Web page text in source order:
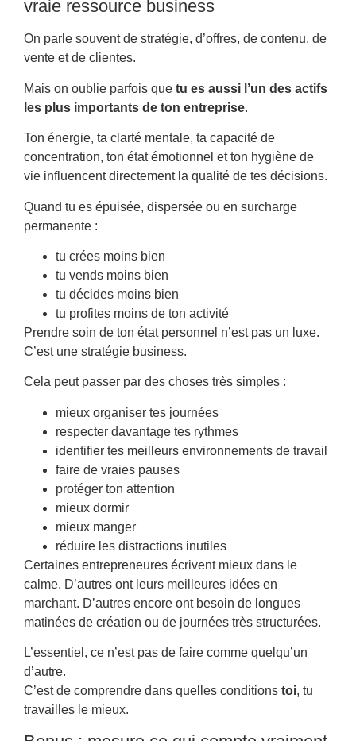
vraie ressource business
On parle souvent de stratégie, d’offres, de contenu, de
vente et de clientes.
Mais on oublie parfois que tu es aussi l’un des actifs
les plus importants de ton entreprise.
Ton énergie, ta clarté mentale, ta capacité de
concentration, ton état émotionnel et ton hygiène de
vie influencent directement la qualité de tes décisions.
Quand tu es épuisée, dispersée ou en surcharge
permanente :
tu crées moins bien
tu vends moins bien
tu décides moins bien
tu profites moins de ton activité
Prendre soin de ton état personnel n’est pas un luxe.
C’est une stratégie business.
Cela peut passer par des choses très simples :
mieux organiser tes journées
respecter davantage tes rythmes
identifier tes meilleurs environnements de travail
faire de vraies pauses
protéger ton attention
mieux dormir
mieux manger
réduire les distractions inutiles
Certaines entrepreneures écrivent mieux dans le
calme. D’autres ont leurs meilleures idées en
marchant. D’autres encore ont besoin de longues
matinées de création ou de journées très structurées.
L’essentiel, ce n’est pas de faire comme quelqu’un
d’autre.
C’est de comprendre dans quelles conditions toi, tu
travailles le mieux.